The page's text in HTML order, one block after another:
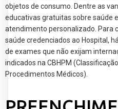
objetos de consumo. Dentre as
educativas gratuitas sobre saúde
atendimento personalizado. Para
saúde credenciados ao Hospital,
de exames que não exijam
indicados na CBHPM
Procedimentos Médicos).